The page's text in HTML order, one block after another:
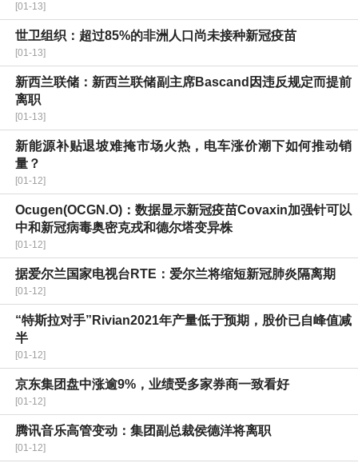
[01-13]
世卫组织：超过85%的非洲人口尚未接种新冠疫苗
[01-13]
新西兰联储：新西兰联储副主席Bascand因违反规定而提前
离职
[01-13]
新能源补贴退坡难掩市场火热，电车涨价潮下如何推动销
量？
[01-12]
Ocugen(OCGN.O)：数据显示新冠疫苗Covaxin加强针可以
中和新冠病毒奥密克戎和德尔塔变异株
[01-12]
据爱尔兰国家电视台RTE：爱尔兰将缩短新冠肺炎隔离期
[01-12]
“特斯拉对手”Rivian2021年产量低于预期，股价已自峰值减
半
[01-12]
京东集团盘中涨逾9%，业绩受多家券商一致看好
[01-12]
腾讯音乐高管变动：集团副总裁侯德洋将离职
[01-12]